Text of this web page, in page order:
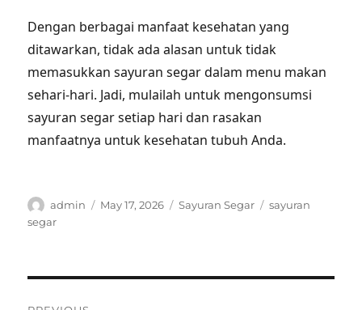
Dengan berbagai manfaat kesehatan yang
ditawarkan, tidak ada alasan untuk tidak
memasukkan sayuran segar dalam menu makan
sehari-hari. Jadi, mulailah untuk mengonsumsi
sayuran segar setiap hari dan rasakan
manfaatnya untuk kesehatan tubuh Anda.
Author
admin
Posted
May 17, 2026 Categories
Sayuran Segar Tags
sayuran
segar